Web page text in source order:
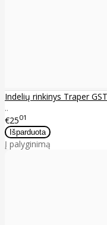
Indelių rinkinys Traper
..
€2501
Į palyginimą